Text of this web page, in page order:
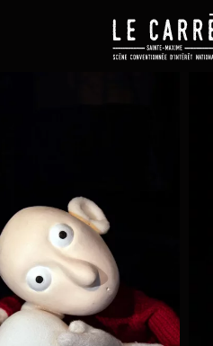
Skip to main content